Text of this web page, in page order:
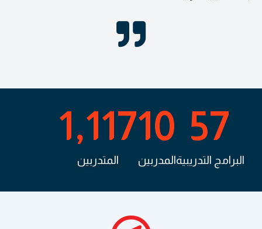
البرامج التدريبية
57
المدربين
10
المتدربين
1,117